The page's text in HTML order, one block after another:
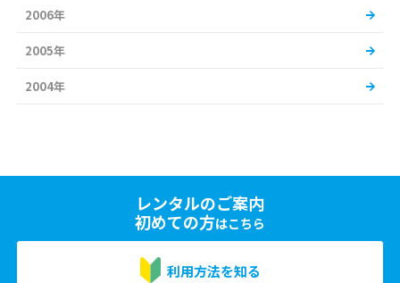
2006年
2005年
2004年
レンタルのご案内
初めての方はこちら
利用方法を知る